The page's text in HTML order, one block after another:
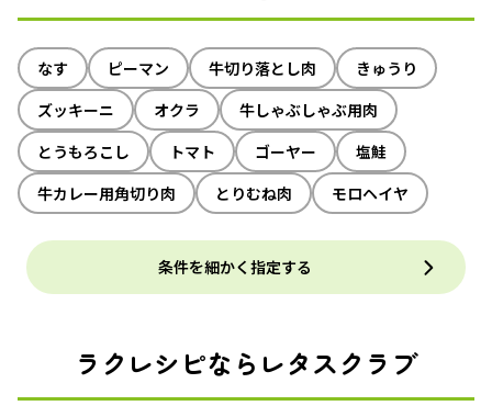
なす ピーマン 牛切り落とし肉
きゅうり
ズッキーニ
オクラ
牛しゃぶしゃぶ用肉
とうもろこし
トマト ゴーヤー
塩鮭
牛カレー用角切り肉
とりむね肉 モロヘイヤ
条件を細かく指定する
ラクレシピならレタスクラブ